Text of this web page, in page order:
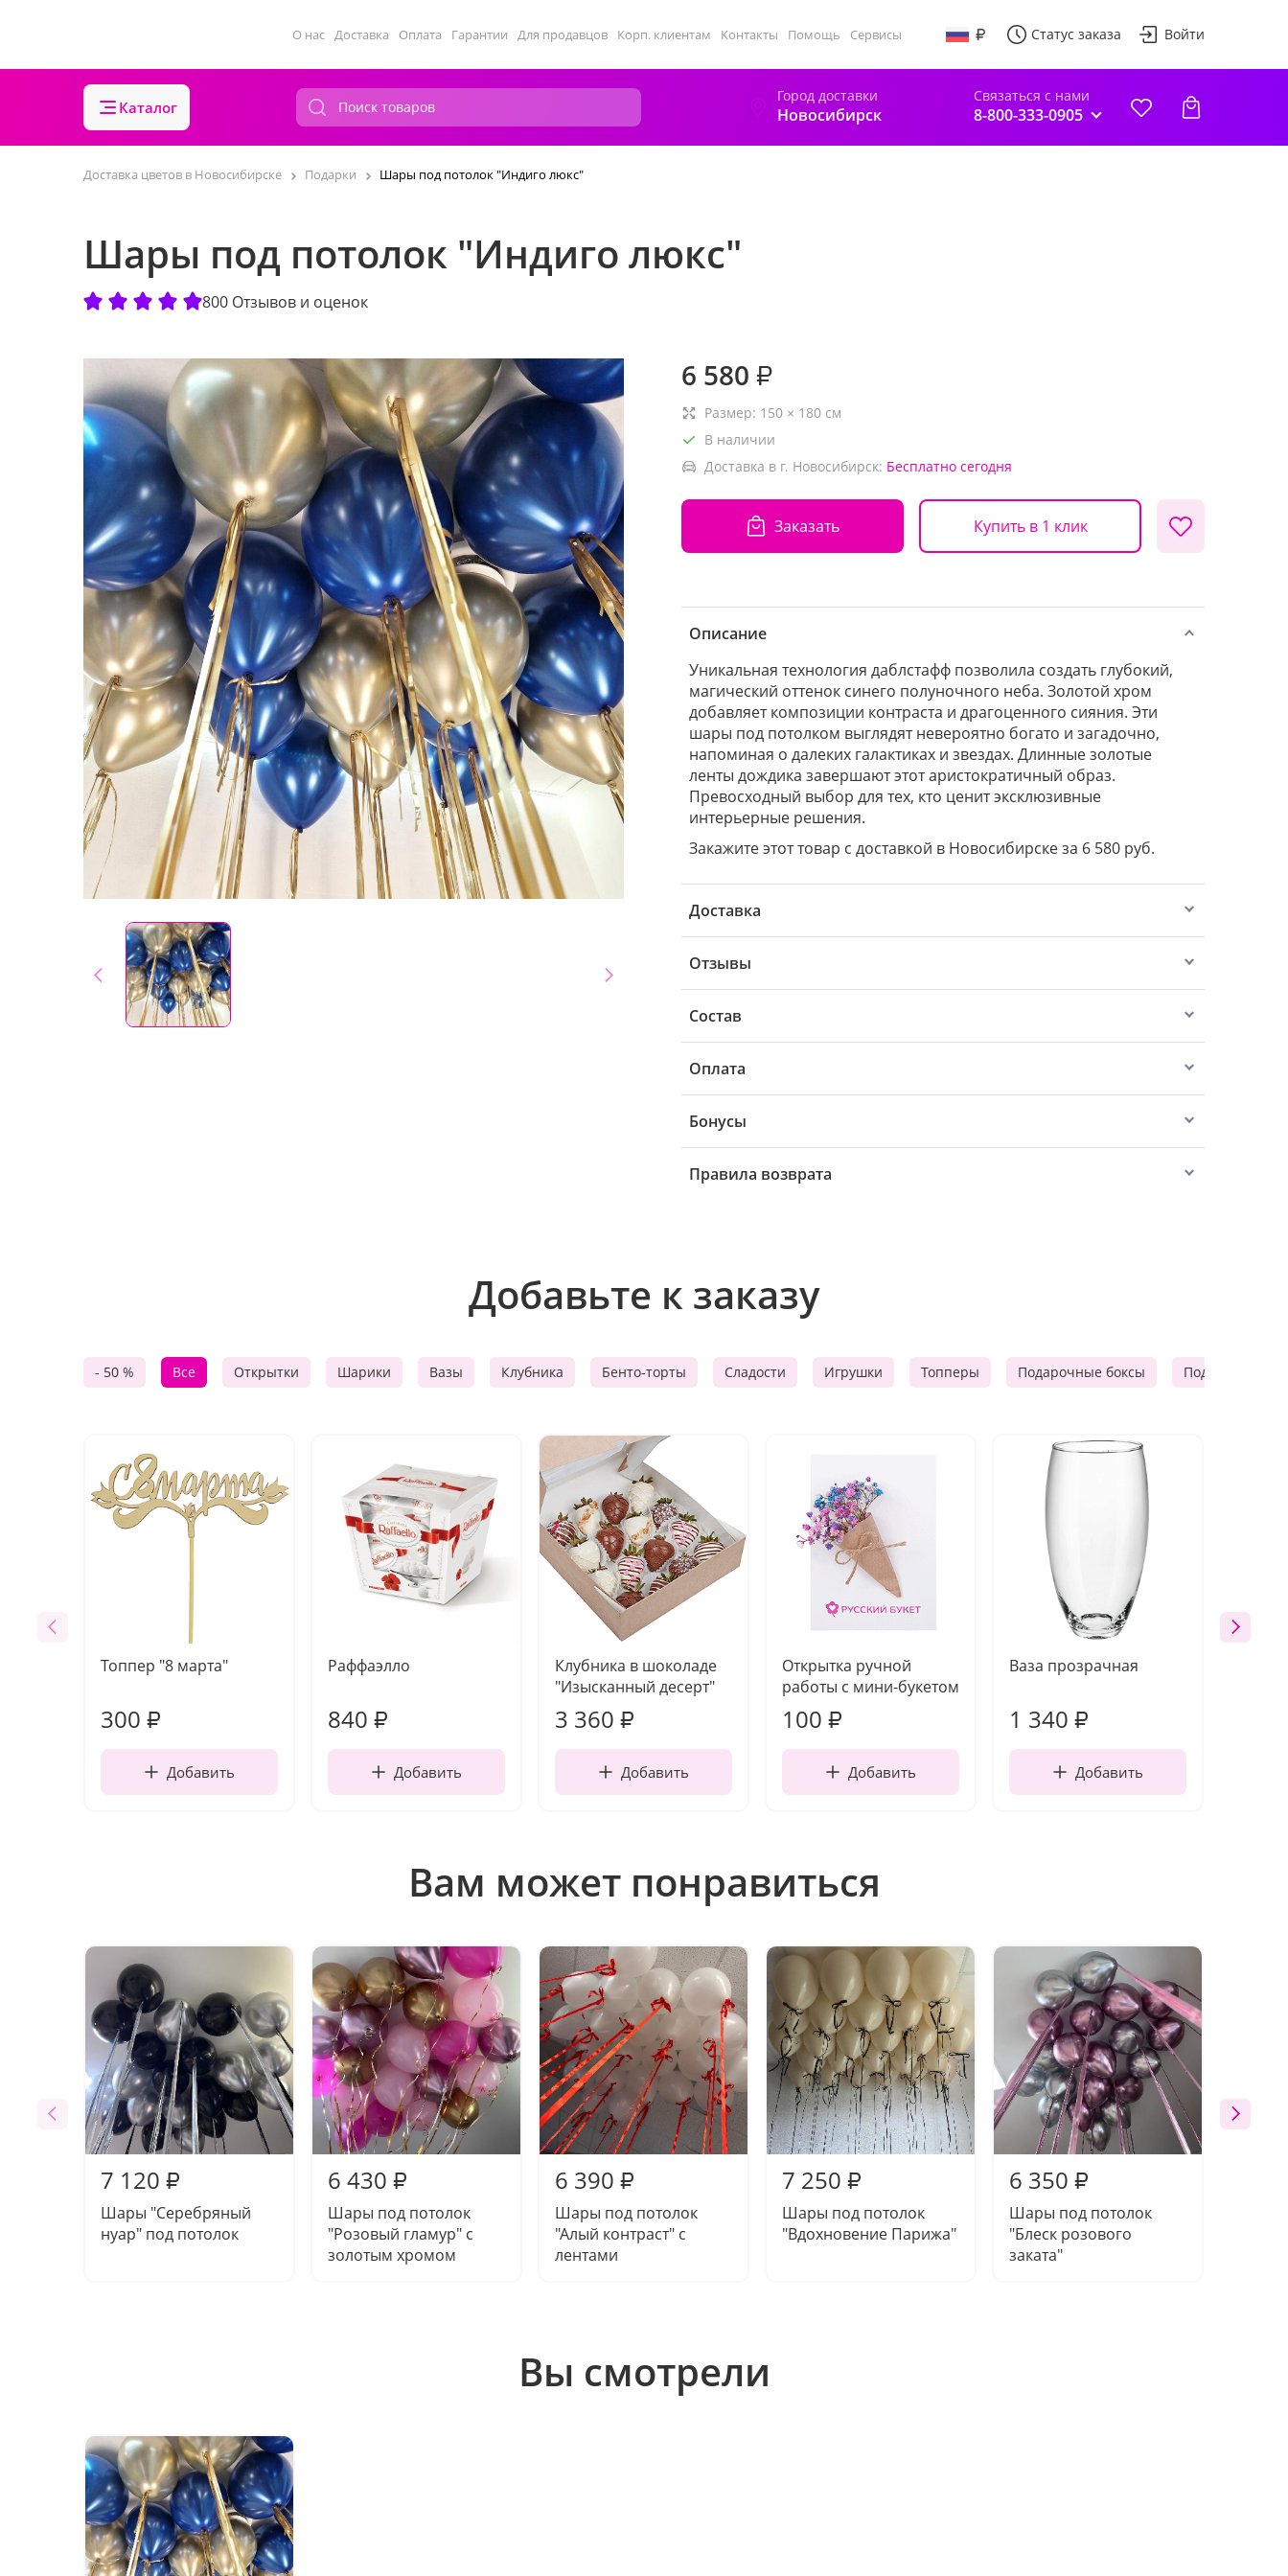
О нас Доставка Оплата Гарантии Для продавцов Корп. клиентам Контакты Помощь Сервисы Статус заказа Войти
Каталог
Город доставки
Новосибирск
Связаться с нами
8-800-333-0905
Доставка цветов в Новосибирске Подарки Шары под потолок "Индиго люкс"
Шары под потолок "Индиго люкс"
800 Отзывов и оценок
6 580 ₽
Размер: 150 × 180 см
В наличии
Доставка в г. Новосибирск: Бесплатно сегодня
Заказать Купить в 1 клик
Описание
Уникальная технология даблстафф позволила создать глубокий,
магический оттенок синего полуночного неба. Золотой хром
добавляет композиции контраста и драгоценного сияния. Эти
шары под потолком выглядят невероятно богато и загадочно,
напоминая о далеких галактиках и звездах. Длинные золотые
ленты дождика завершают этот аристократичный образ.
Превосходный выбор для тех, кто ценит эксклюзивные
интерьерные решения.
Закажите этот товар с доставкой в Новосибирске за 6 580 руб.
Доставка
Отзывы
Состав
Оплата
Бонусы
Правила возврата
Добавьте к заказу
- 50 % Все Открытки Шарики Вазы Клубника Бенто-торты Сладости Игрушки Топперы Подарочные боксы Подарочные
Топпер "8 марта"
300 ₽
Добавить
Раффаэлло
840 ₽
Добавить
Клубника в шоколаде
"Изысканный десерт"
3 360 ₽
Добавить
Открытка ручной
работы с мини-букетом
100 ₽
Добавить
Ваза прозрачная
1 340 ₽
Добавить
Вам может понравиться
7 120 ₽
Шары "Серебряный
нуар" под потолок
6 430 ₽
Шары под потолок
"Розовый гламур" с
золотым хромом
6 390 ₽
Шары под потолок
"Алый контраст" с
лентами
7 250 ₽
Шары под потолок
"Вдохновение Парижа"
6 350 ₽
Шары под потолок
"Блеск розового
заката"
Вы смотрели